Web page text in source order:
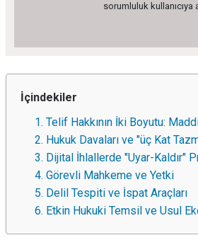
sorumluluk kullanıcıya
İçindekiler
1. Telif Hakkının İki Boyutu:
2. Hukuk Davaları ve "üç Kat
3. Dijital İhlallerde "Uyar-Kaldır"
4. Görevli Mahkeme ve Yetki
5. Delil Tespiti ve İspat Araçları
6. Etkin Hukuki Temsil ve Usul